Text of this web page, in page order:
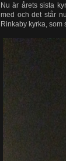
Nu är årets sista
med och det står
Rinkaby kyrka,